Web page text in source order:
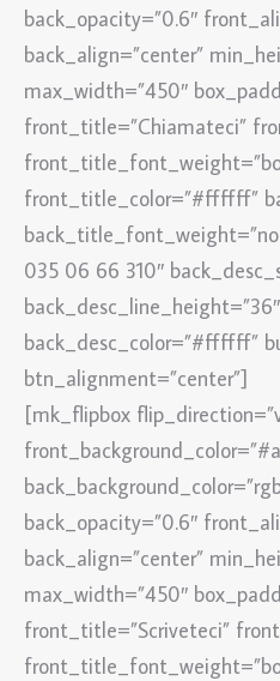
back_opacity=”0.6″
back_align=”center”
max_width=”450″
front_title=”Chiamateci”
front_title_color=”#ffffff”
035 06 66 310″
back_desc_line_height=”36″
back_desc_color=”#ffffff”
btn_alignment=”center”]
[mk_flipbox
back_opacity=”0.6″
back_align=”center”
max_width=”450″
front_title=”Scriveteci”